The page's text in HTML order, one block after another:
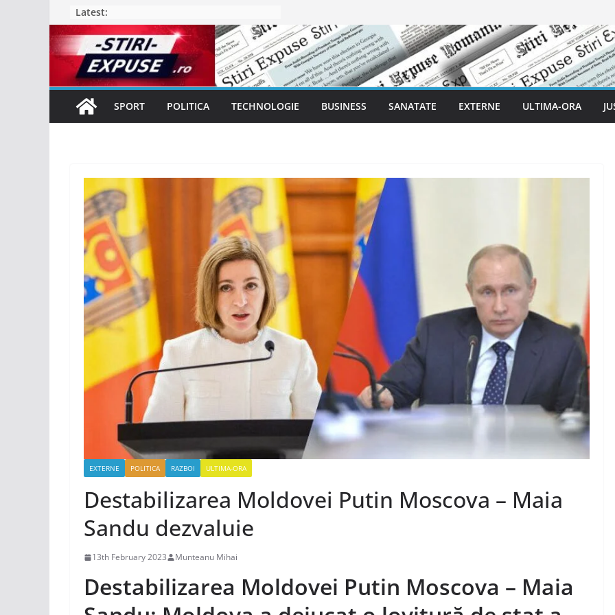
to
content
Latest:
SPORT POLITICA TECHNOLOGIE BUSINESS SANATATE EXTERNE ULTIMA-ORA
EXTERNE POLITICA RAZBOI ULTIMA-ORA
Destabilizarea Moldovei Putin Moscova – Maia
Sandu dezvaluie
13th February 2023 Munteanu Mihai
Destabilizarea Moldovei Putin Moscova – Maia